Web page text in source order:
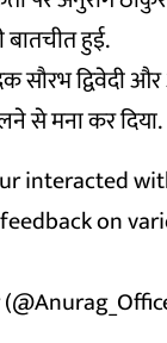
बातचीत हुई.
सौरभ द्विवेदी
से मना कर दिया.
interacted
on